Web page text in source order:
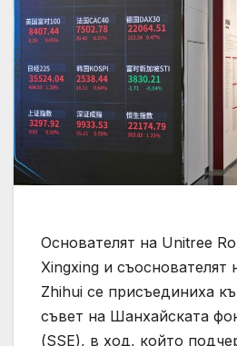
Основателят на Unitree
Xingxing и съоснователят
Zhihui се присъединиха
съвет на Шанхайската
(SSE), в ход, който